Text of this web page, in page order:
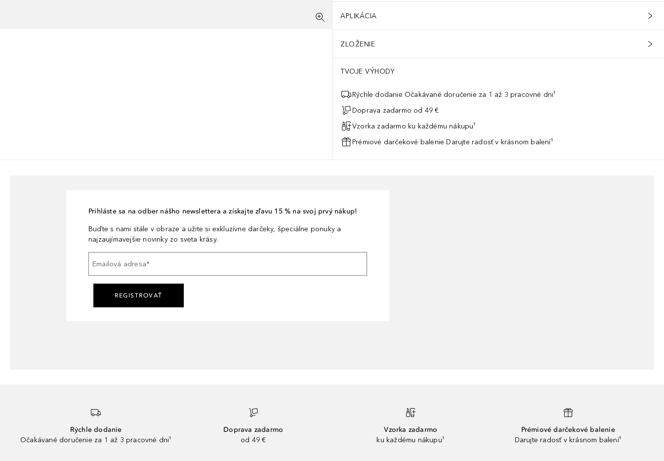
APLIKÁCIA
ZLOŽENIE
TVOJE VÝHODY
Rýchle dodanie Očakávané doručenie za 1 až 3 pracovné dni¹
Doprava zadarmo od 49 €
Vzorka zadarmo ku každému nákupu¹
Prémiové darčekové balenie Darujte radosť v krásnom balení¹
Prihláste sa na odber nášho newslettera a získajte zľavu 15 % na svoj prvý nákup!
Buďte s nami stále v obraze a užite si exkluzívne darčeky, špeciálne ponuky a
najzaujímavejšie novinky zo sveta krásy.
Emailová adresa*
REGISTROVAŤ
Rýchle dodanie
Očakávané doručenie za 1 až 3 pracovné dni¹
Doprava zadarmo
od 49 €
Vzorka zadarmo
ku každému nákupu¹
Prémiové darčekové balenie
Darujte radosť v krásnom balení¹